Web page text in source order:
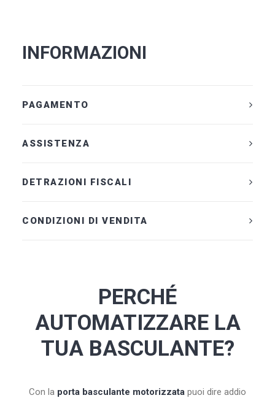
INFORMAZIONI
PAGAMENTO
ASSISTENZA
DETRAZIONI FISCALI
CONDIZIONI DI VENDITA
PERCHÉ
AUTOMATIZZARE LA
TUA BASCULANTE?
Con la porta basculante motorizzata puoi dire addio